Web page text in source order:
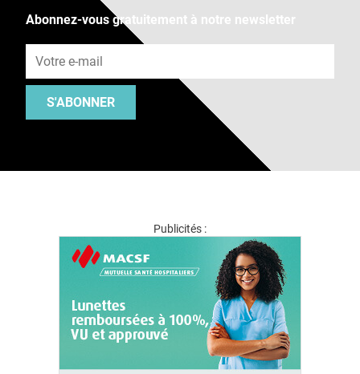
Abonnez-vous gratuitement à notre newsletter
S'ABONNER
Publicités :